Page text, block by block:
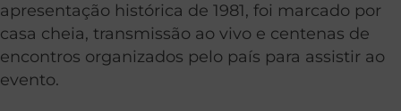
apresentação histórica de 1981, foi marcado por
casa cheia, transmissão ao vivo e centenas de
encontros organizados pelo país para assistir ao
evento.